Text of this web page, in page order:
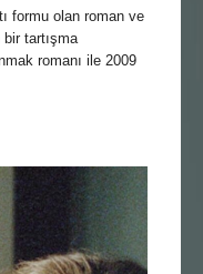
formu olan roman ve
tartışma
romanı ile 2009